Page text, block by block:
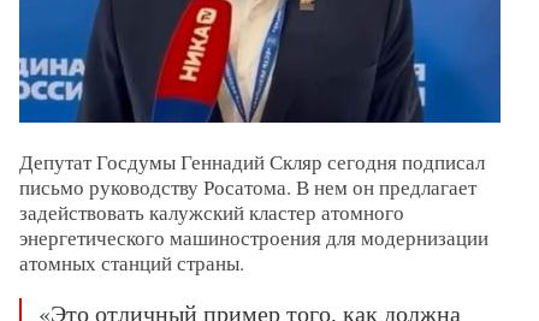
Депутат Госдумы Геннадий Скляр сегодня подписал
письмо руководству Росатома. В нем он предлагает
задействовать калужский кластер атомного
энергетического машиностроения для модернизации
атомных станций страны.
«Это отличный пример того, как должна